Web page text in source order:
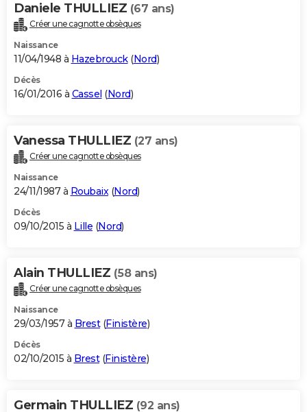
Daniele THULLIEZ (67 ans)
Créer une cagnotte obsèques
Naissance
11/04/1948 à Hazebrouck(Nord)
Décès
16/01/2016 à Cassel (Nord)
Vanessa THULLIEZ (27 ans)
Créer une cagnotte obsèques
Naissance
24/11/1987 à Roubaix(Nord)
Décès
09/10/2015 à Lille (Nord)
Alain THULLIEZ (58 ans)
Créer une cagnotte obsèques
Naissance
29/03/1957 à Brest(Finistère)
Décès
02/10/2015 à Brest(Finistère)
Germain THULLIEZ (92 ans)